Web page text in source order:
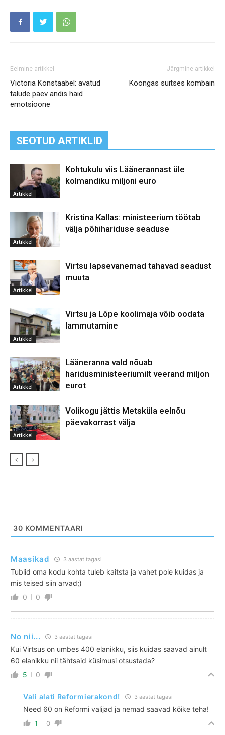
Eelmine artikkel
Victoria Konstaabel: avatud
talude päev andis häid
emotsioone
Järgmine artikkel
Koongas suitses kombain
SEOTUD ARTIKLID
Artikkel
Kohtukulu viis Läänerannast üle
kolmandiku miljoni euro
Artikkel
Kristina Kallas: ministeerium töötab
välja põhihariduse seaduse
Artikkel
Virtsu lapsevanemad tahavad seadust
muuta
Artikkel
Virtsu ja Lõpe koolimaja võib oodata
lammutamine
Artikkel
Lääneranna vald nõuab
haridusministeeriumilt veerand miljon
eurot
Artikkel
Volikogu jättis Metsküla eelnõu
päevakorrast välja
30 KOMMENTAARI
Maasikad 3 aastat tagasi
Tublid oma kodu kohta tuleb kaitsta ja vahet pole kuidas ja
mis teised siin arvad;)
0
0
No nii... 3 aastat tagasi
Kui Virtsus on umbes 400 elanikku, siis kuidas saavad ainult
60 elanikku nii tähtsaid küsimusi otsustada?
5
0
Vali alati Reformierakond! 3 aastat tagasi
Need 60 on Reformi valijad ja nemad saavad kõike teha!
1 0